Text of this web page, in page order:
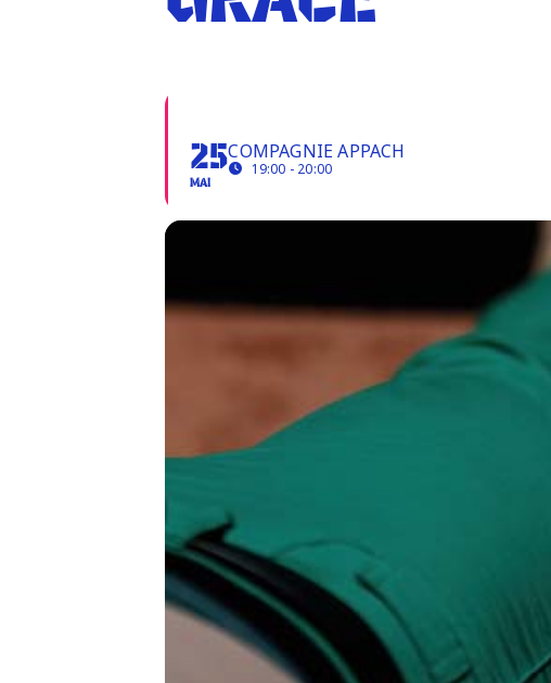
25
MAI
COMPAGNIE APPACH
19:00 - 20:00